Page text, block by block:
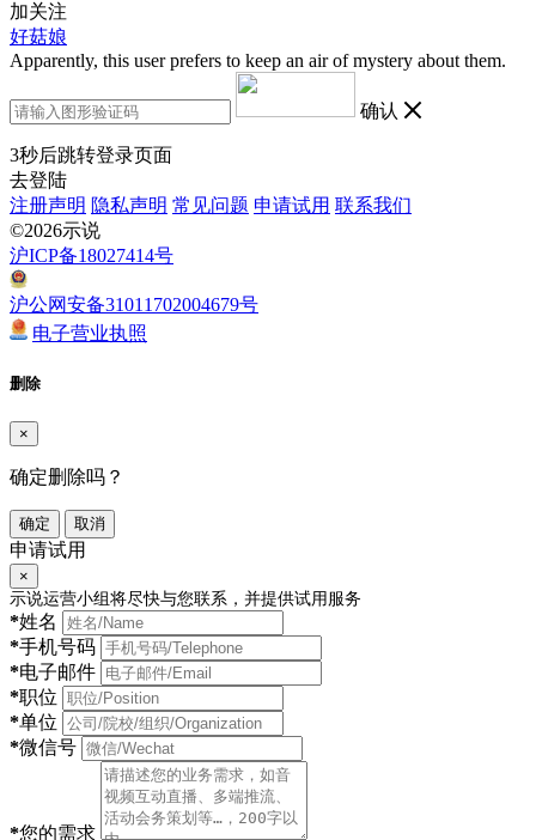
加关注
好菇娘
Apparently, this user prefers to keep an air of mystery about them.
确认
3秒后跳转登录页面
去登陆
注册声明 隐私声明 常见问题 申请试用 联系我们
©2026示说
沪ICP备18027414号
沪公网安备31011702004679号
电子营业执照
删除
×
确定删除吗？
确定 取消
申请试用
×
示说运营小组将尽快与您联系，并提供试用服务
*姓名
*手机号码
*电子邮件
*职位
*单位
*微信号
*您的需求